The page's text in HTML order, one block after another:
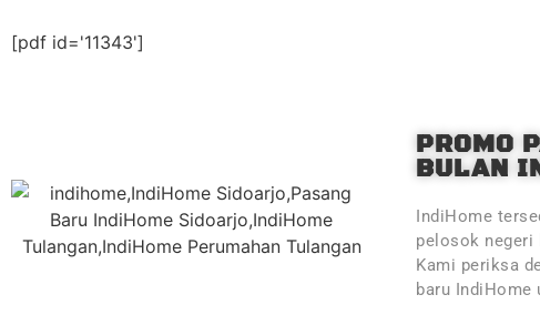
[pdf id='11343']
PROMO
BULAN
IndiHome
pelosok negeri
Kami periksa
baru IndiHome